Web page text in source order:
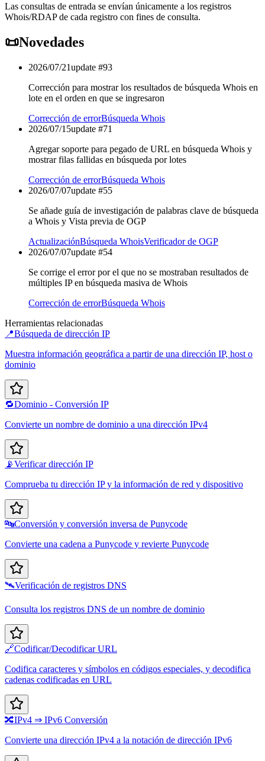
Las consultas de entrada se envían únicamente a los registros
Whois/RDAP de cada registro con fines de consulta.
📜Novedades
2026/07/21update #93
Corrección para mostrar los resultados de búsqueda Whois en
lote en el orden en que se ingresaron
Corrección de errorBúsqueda Whois
2026/07/15update #71
Agregar soporte para pegado de URL en búsqueda Whois y
mostrar filas fallidas en búsqueda por lotes
Corrección de errorBúsqueda Whois
2026/07/07update #55
Se añade guía de investigación de palabras clave de búsqueda
a Whois y Vista previa de OGP
ActualizaciónBúsqueda WhoisVerificador de OGP
2026/07/07update #54
Se corrige el error por el que no se mostraban resultados de
múltiples IP en búsqueda masiva de Whois
Corrección de errorBúsqueda Whois
Herramientas relacionadas
📍Búsqueda de dirección IP
Muestra información geográfica a partir de una dirección IP, host o
dominio
🔁Dominio - Conversión IP
Convierte un nombre de dominio a una dirección IPv4
📡Verificar dirección IP
Comprueba tu dirección IP y la información de red y dispositivo
🔤Conversión y conversión inversa de Punycode
Convierte una cadena a Punycode y revierte Punycode
🛰️Verificación de registros DNS
Consulta los registros DNS de un nombre de dominio
🔗Codificar/Decodificar URL
Codifica caracteres y símbolos en códigos especiales, y decodifica
cadenas codificadas en URL
🔀IPv4 ⇒ IPv6 Conversión
Convierte una dirección IPv4 a la notación de dirección IPv6